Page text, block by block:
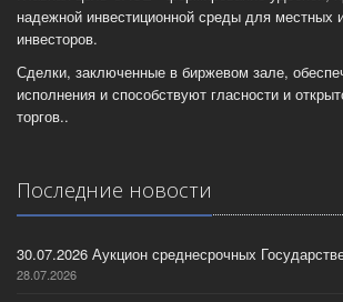
надежной инвестиционной среды для местных
инвесторов.
Сделки, заключенные в биржевом зале,
исполнения и способствуют гласности и
торгов..
Последние новости
30.07.2026 Аукцион среднесрочных
28.07.2026